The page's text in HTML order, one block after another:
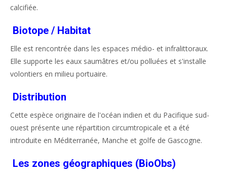
calcifiée.
Biotope / Habitat
Elle est rencontrée dans les espaces médio- et infralittoraux.
Elle supporte les eaux saumâtres et/ou polluées et s'installe
volontiers en milieu portuaire.
Distribution
Cette espèce originaire de l'océan indien et du Pacifique sud-
ouest présente une répartition circumtropicale et a été
introduite en Méditerranée, Manche et golfe de Gascogne.
Les zones géographiques (BioObs)